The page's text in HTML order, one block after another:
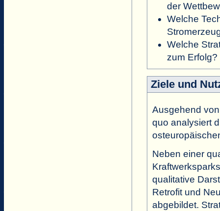
der
Welche
Welche
zum Erfolg?
Ziele und
Ausgehend
quo analysiert
Neben einer
qualitative
Retrofit und
abgebildet.